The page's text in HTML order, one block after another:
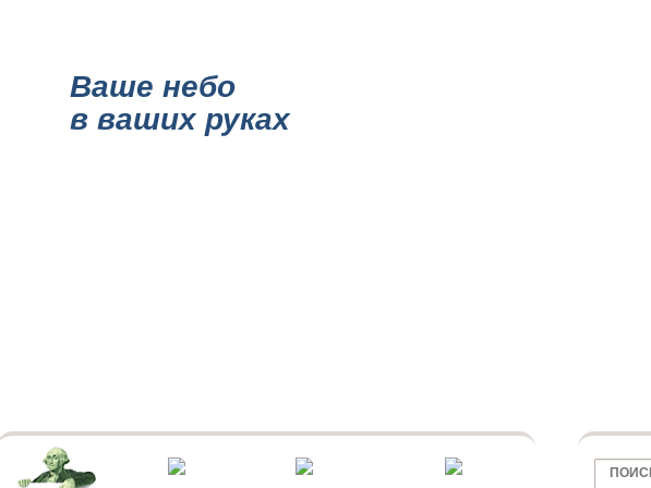
Ваше небо
в ваших руках